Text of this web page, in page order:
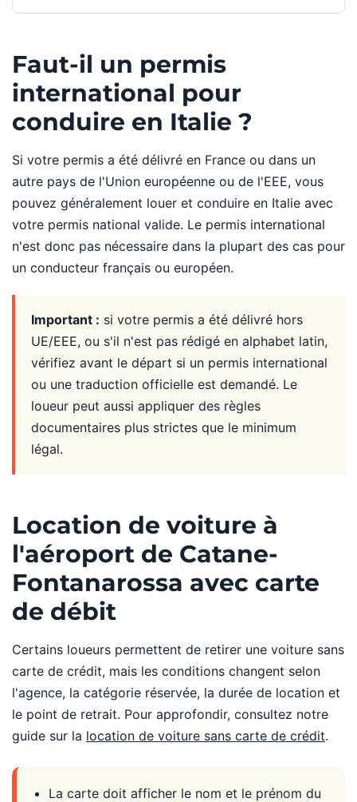
Faut-il un permis
international pour
conduire en Italie ?
Si votre permis a été délivré en France ou dans un
autre pays de l'Union européenne ou de l'EEE, vous
pouvez généralement louer et conduire en Italie avec
votre permis national valide. Le permis international
n'est donc pas nécessaire dans la plupart des cas pour
un conducteur français ou européen.
Important : si votre permis a été délivré hors
UE/EEE, ou s'il n'est pas rédigé en alphabet latin,
vérifiez avant le départ si un permis international
ou une traduction officielle est demandé. Le
loueur peut aussi appliquer des règles
documentaires plus strictes que le minimum
légal.
Location de voiture à
l'aéroport de Catane-
Fontanarossa avec carte
de débit
Certains loueurs permettent de retirer une voiture sans
carte de crédit, mais les conditions changent selon
l'agence, la catégorie réservée, la durée de location et
le point de retrait. Pour approfondir, consultez notre
guide sur la location de voiture sans carte de crédit.
La carte doit afficher le nom et le prénom du